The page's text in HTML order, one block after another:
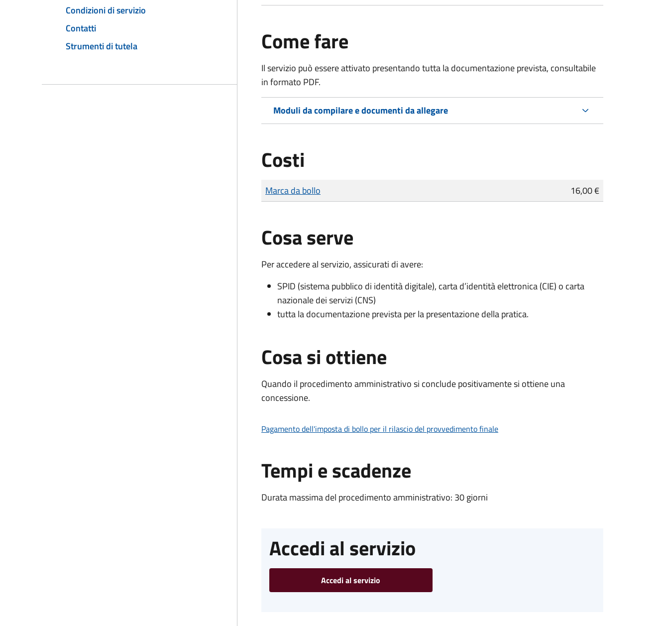
Condizioni di servizio
Contatti
Strumenti di tutela
Come fare
Il servizio può essere attivato presentando tutta la documentazione prevista, consultabile
in formato PDF.
Moduli da compilare e documenti da allegare
Costi
Tipo di pagamento
Importo
Marca da bollo 16,00 €
Cosa serve
Per accedere al servizio, assicurati di avere:
SPID (sistema pubblico di identità digitale), carta d’identità elettronica (CIE) o carta
nazionale dei servizi (CNS)
tutta la documentazione prevista per la presentazione della pratica.
Cosa si ottiene
Quando il procedimento amministrativo si conclude positivamente si ottiene una
concessione.
Pagamento dell'imposta di bollo per il rilascio del provvedimento finale
Tempi e scadenze
Durata massima del procedimento amministrativo: 30 giorni
Accedi al servizio
Accedi al servizio